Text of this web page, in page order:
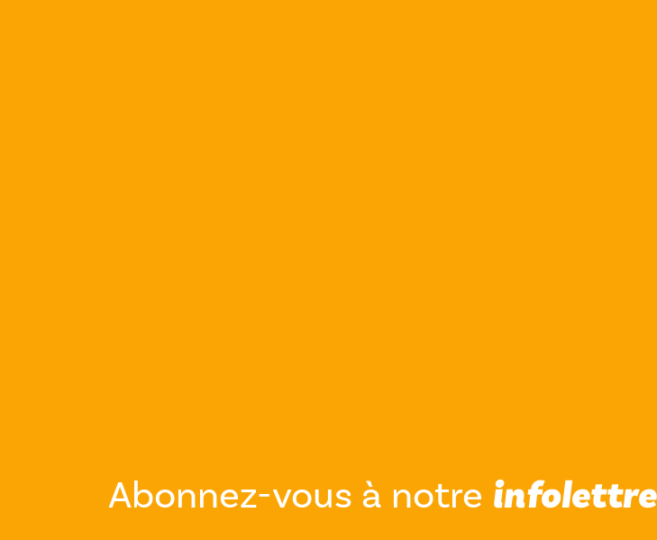
Abonnez-vous à notre infolettre